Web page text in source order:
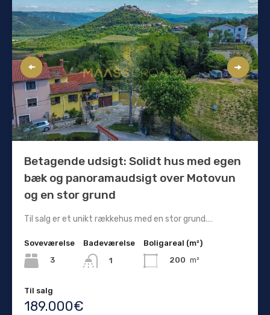
Betagende udsigt: Solidt hus med egen
bæk og panoramaudsigt over Motovun
og en stor grund
Til salg er et unikt rækkehus med en stor grund.…
Soveværelse
3
Badeværelse
1
Boligareal (m²)
200 m²
Til salg
189.000€